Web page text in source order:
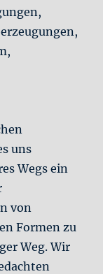
uns
Wegs ein
von
Formen zu
Weg. Wir